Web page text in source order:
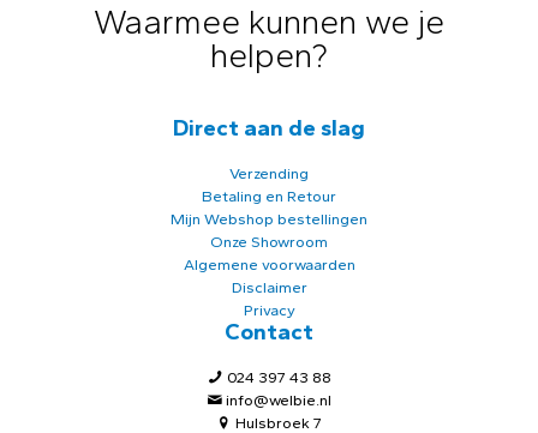
Waarmee kunnen we je
helpen?
Direct aan de slag
Verzending
Betaling en Retour
Mijn Webshop bestellingen
Onze Showroom
Algemene voorwaarden
Disclaimer
Privacy
Contact
024 397 43 88
info@welbie.nl
Hulsbroek 7